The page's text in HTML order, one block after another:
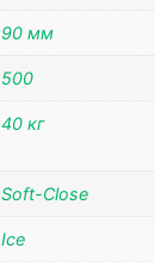
90 мм
500
40 кг
Soft-Close
Ice